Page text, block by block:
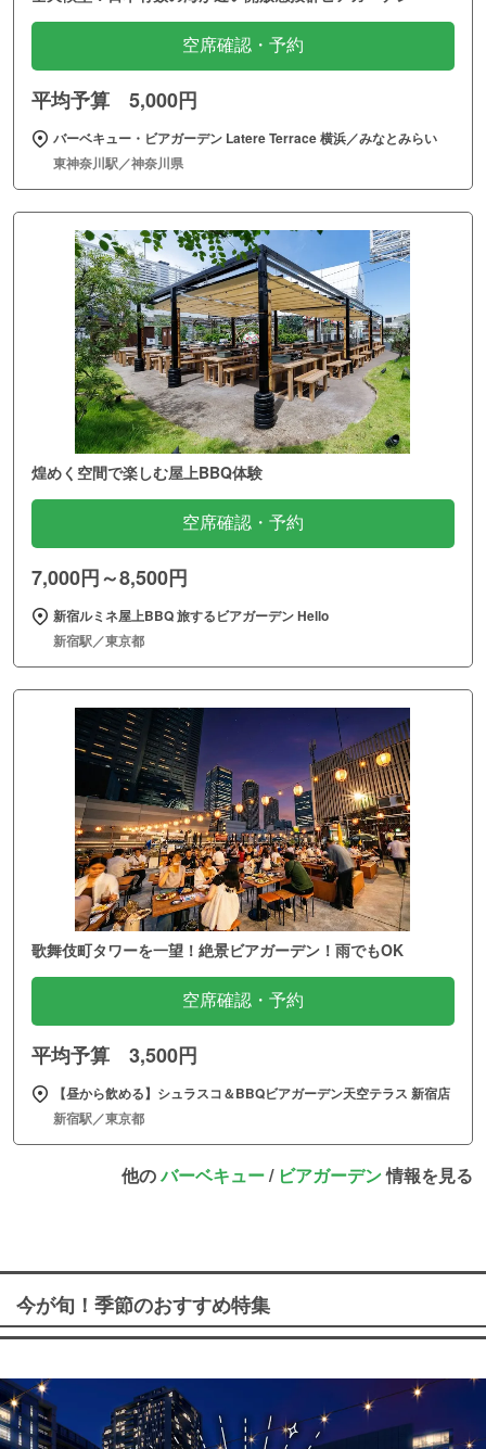
空席確認・予約
平均予算 5,000円
バーベキュー・ビアガーデン Latere Terrace 横浜／みなとみらい
東神奈川駅／神奈川県
煌めく空間で楽しむ屋上BBQ体験
空席確認・予約
7,000円～8,500円
新宿ルミネ屋上BBQ 旅するビアガーデン Hello
新宿駅／東京都
歌舞伎町タワーを一望！絶景ビアガーデン！雨でもOK
空席確認・予約
平均予算 3,500円
【昼から飲める】シュラスコ＆BBQビアガーデン天空テラス 新宿店
新宿駅／東京都
他のバーベキュー/ ビアガーデン情報を見る
今が旬！季節のおすすめ特集